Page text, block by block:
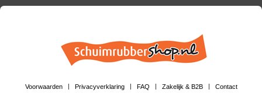
Voorwaarden Privacyverklaring FAQ Zakelijk & B2B Contact